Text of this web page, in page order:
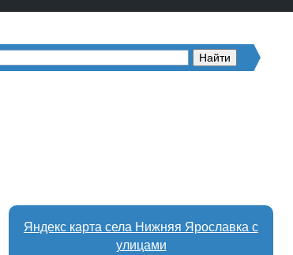
Яндекс карта села Нижняя Ярославка с
улицами